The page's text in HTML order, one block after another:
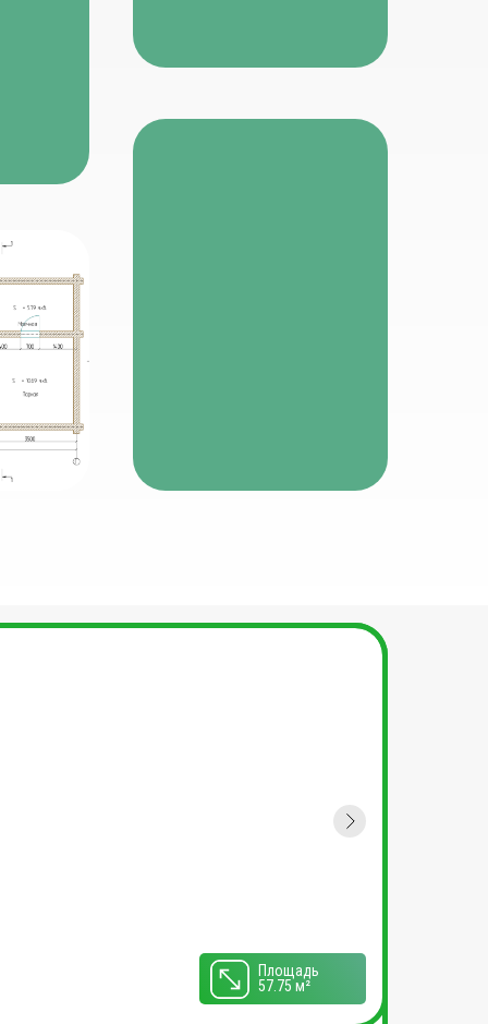
Площадь
57.75 м²